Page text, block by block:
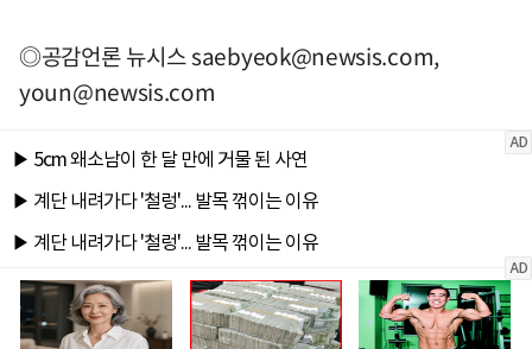
◎공감언론 뉴시스saebyeok@newsis.com,
youn@newsis.com